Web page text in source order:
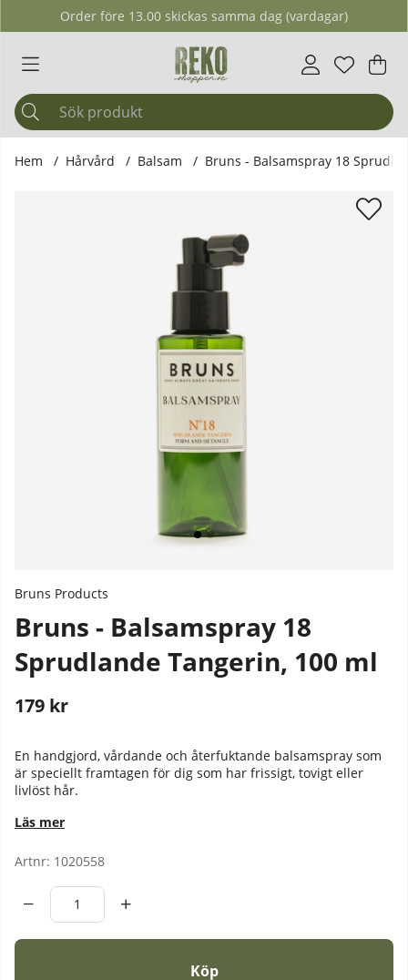
Order före 13.00 skickas samma dag (vardagar)
Antal i
. .
Hem Hårvård Balsam Bruns - Balsamspray 18
Produktbilder Bruns - Balsamspray 18 Sprudlande
Bruns Products
Bruns - Balsamspray 18
Sprudlande Tangerin, 100 ml
179 kr
En handgjord, vårdande och återfuktande balsamspray som
är speciellt framtagen för dig som har frissigt, tovigt eller
livlöst hår.
Läs mer
Artnr: 1020558
Köp